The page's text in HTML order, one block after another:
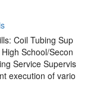
Coil Tubing Sup
School/Secon
Service Supervis
execution of vario